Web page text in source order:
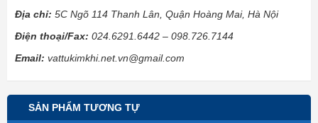
Địa chỉ: 5C Ngõ 114 Thanh Lân, Quận Hoàng Mai, Hà Nội
Điện thoại/Fax: 024.6291.6442 – 098.726.7144
Email: vattukimkhi.net.vn@gmail.com
SẢN PHẨM TƯƠNG TỰ